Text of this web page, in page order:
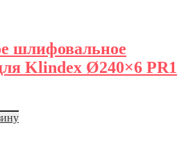
шлифовальное
Klindex Ø240×6 PR1